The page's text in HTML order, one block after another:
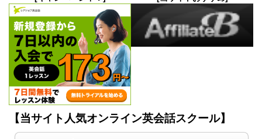
【当サイト人気オンライン英会話スクール】